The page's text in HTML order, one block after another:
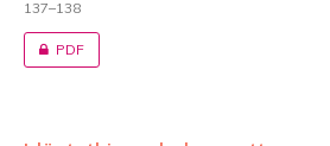
137–138
PDF